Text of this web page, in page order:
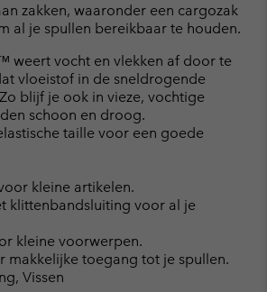
zakken, waaronder een cargozak
al je spullen bereikbaar te houden.
weert vocht en vlekken af door te
vloeistof in de sneldrogende
blijf je ook in vieze, vochtige
schoon en droog.
taille voor een goede
kleine artikelen.
klittenbandsluiting voor al je
kleine voorwerpen.
makkelijke toegang tot je spullen.
Vissen